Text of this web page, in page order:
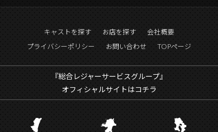
キャストを探す お店を探す
会社概要
プライバシーポリシー
お問い合わせ TOPページ
『総合レジャーサービスグループ』
オフィシャルサイトはコチラ